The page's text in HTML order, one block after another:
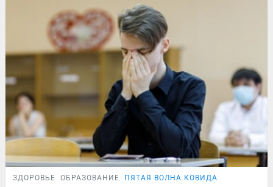
ЗДОРОВЬЕ ОБРАЗОВАНИЕ ПЯТАЯ ВОЛНА КОВИДА